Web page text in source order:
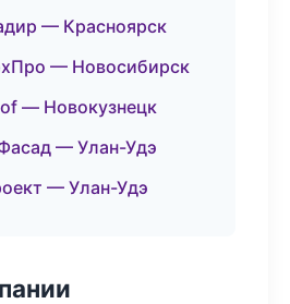
— Красноярск
— Новосибирск
— Новокузнецк
— Улан-Удэ
— Улан-Удэ